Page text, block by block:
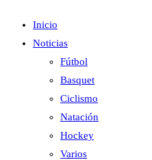
Inicio
Noticias
Fútbol
Basquet
Ciclismo
Natación
Hockey
Varios